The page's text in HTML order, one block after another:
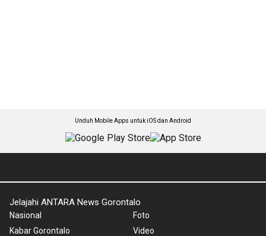
Unduh Mobile Apps untuk iOS dan Android
Jelajahi ANTARA News Gorontalo
Nasional
Kabar Gorontalo
Foto
Video